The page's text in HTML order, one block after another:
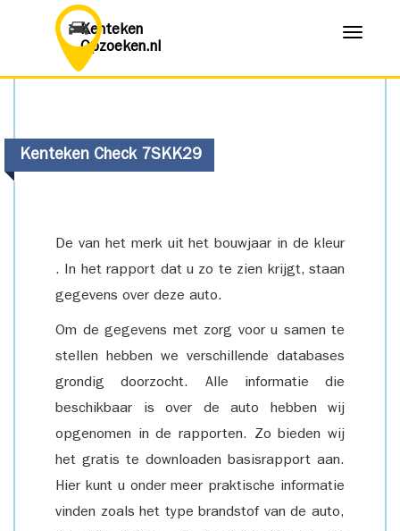
Kenteken
Opzoeken.nl
Menu
Kenteken Check 7SKK29
De van het merk uit het bouwjaar in de kleur
. In het rapport dat u zo te zien krijgt, staan
gegevens over deze auto.
Om de gegevens met zorg voor u samen te
stellen hebben we verschillende databases
grondig doorzocht. Alle informatie die
beschikbaar is over de auto hebben wij
opgenomen in de rapporten. Zo bieden wij
het gratis te downloaden basisrapport aan.
Hier kunt u onder meer praktische informatie
vinden zoals het type brandstof van de auto,